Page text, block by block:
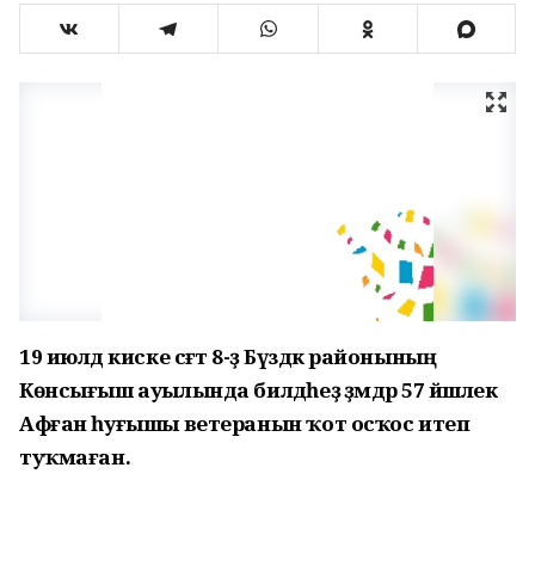
19 июлдә киске сәғәт 8-ҙә Бүздәк районының
Көнсығыш ауылында билдәһеҙ әҙәмдәр 57 йәшлек
Афған һуғышы ветеранын ҡот осҡос итеп
туҡмаған.